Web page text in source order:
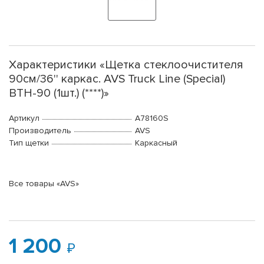
Характеристики «Щетка стеклоочистителя
90см/36'' каркас. AVS Truck Line (Special)
BTH-90 (1шт.) (****)»
Артикул
A78160S
Производитель
AVS
Тип щетки
Каркасный
Все товары «AVS»
1 200